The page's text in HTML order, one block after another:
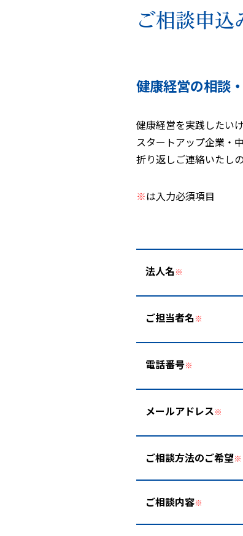
ご相談申込
健康経営の相談
健康経営を実践したい
スタートアップ企業・
折り返しご連絡いたし
※は入力必須項目
法人名※
ご担当者名※
電話番号※
メールアドレス※
ご相談方法のご希望※
ご相談内容※